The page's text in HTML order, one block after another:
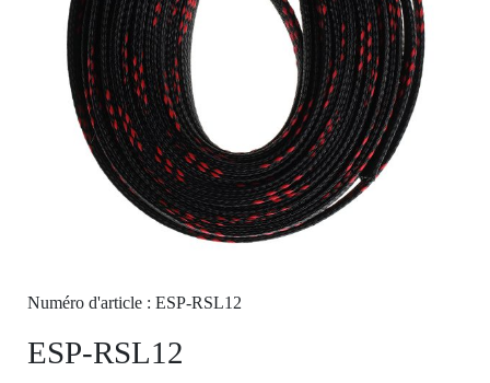
Numéro d'article : ESP-RSL12
ESP-RSL12